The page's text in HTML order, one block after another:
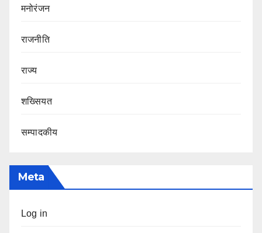
मनोरंजन
राजनीति
राज्य
शख्सियत
सम्पादकीय
Meta
Log in